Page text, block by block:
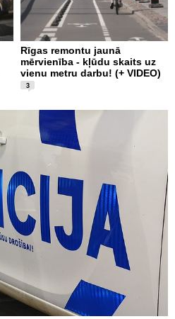
Rīgas remontu jaunā
mērvienība - kļūdu skaits uz
vienu metru darbu! (+ VIDEO)
3